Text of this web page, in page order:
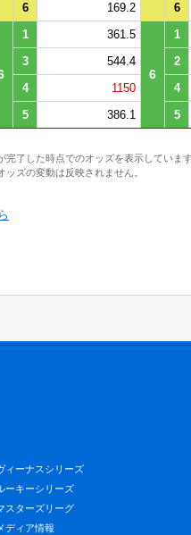
6 169.2 6
1 361.5
6
1
3 544.4
2
4 1150
4
5 386.1 5
完了した時点でのオッズを表示していま
ズの変動は反映されません。
ィーナスシリーズ
ーキーシリーズ
スターズリーグ
ディア情報